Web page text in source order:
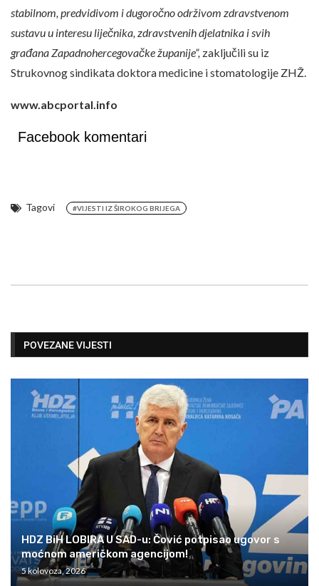
stabilnom, predvidivom i dugoročno održivom zdravstvenom
sustavu u interesu liječnika, zdravstvenih djelatnika i svih
građana Zapadnohercegovačke županije”, zaključili su iz
Strukovnog sindikata doktora medicine i stomatologije ZHŽ.
www.abcportal.info
Facebook komentari
Tagovi #VIJESTI IZ ŠIROKOG BRIJEGA
POVEZANE VIJESTI
HDZ BiH LOBIRA U SAD-u: Čović potpisao ugovor s
moćnom američkom agencijom!
5 kolovoza, 2026